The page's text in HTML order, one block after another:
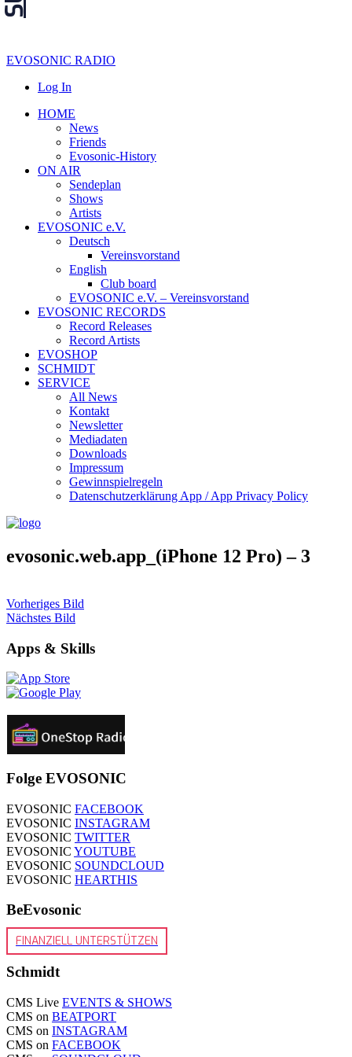
EVOSONIC RADIO
Log In
HOME
News
Friends
Evosonic-History
ON AIR
Sendeplan
Shows
Artists
EVOSONIC e.V.
Deutsch
Vereinsvorstand
English
Club board
EVOSONIC e.V. ‒ Vereinsvorstand
EVOSONIC RECORDS
Record Releases
Record Artists
EVOSHOP
SCHMIDT
SERVICE
All News
Kontakt
Newsletter
Mediadaten
Downloads
Impressum
Gewinnspielregeln
Datenschutzerklärung App / App Privacy Policy
evosonic.web.app_(iPhone 12 Pro) – 3
Vorheriges Bild
Nächstes Bild
Apps & Skills
Folge EVOSONIC
EVOSONIC FACEBOOK
EVOSONIC INSTAGRAM
EVOSONIC TWITTER
EVOSONIC YOUTUBE
EVOSONIC SOUNDCLOUD
EVOSONIC HEARTHIS
BeEvosonic
FINANZIELL UNTERSTÜTZEN
Schmidt
CMS Live EVENTS & SHOWS
CMS on BEATPORT
CMS on INSTAGRAM
CMS on FACEBOOK